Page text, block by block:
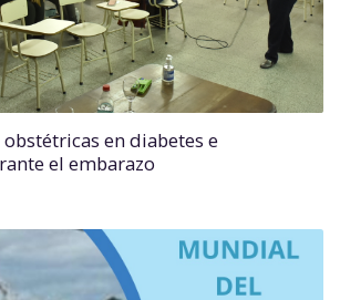
en diabetes e
el embarazo